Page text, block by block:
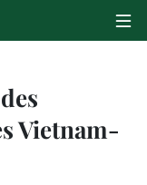
Vietnam-